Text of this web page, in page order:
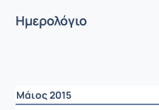
Ημερολόγιο
Μάιος 2015